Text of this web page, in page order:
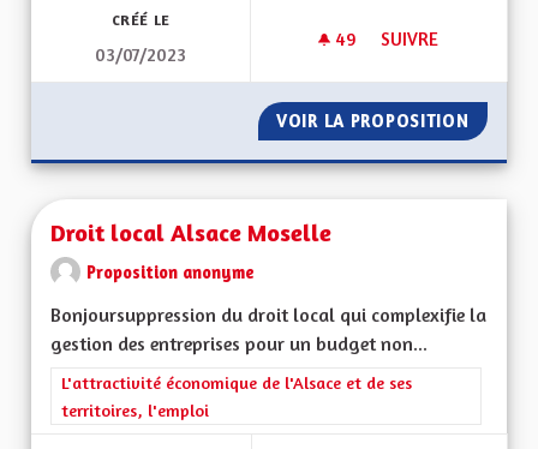
CRÉÉ LE
03/07/2023
49 49 ABONNÉS
SUIVRE
VOIR LA PROPOSITION
Droit local Alsace Moselle
Proposition anonyme
Bonjoursuppression du droit local qui complexifie la
gestion des entreprises pour un budget non...
Filtrer les résultats de la catégorie : L'attractivité
L'attractivité économique de l'Alsace et de ses
territoires, l'emploi